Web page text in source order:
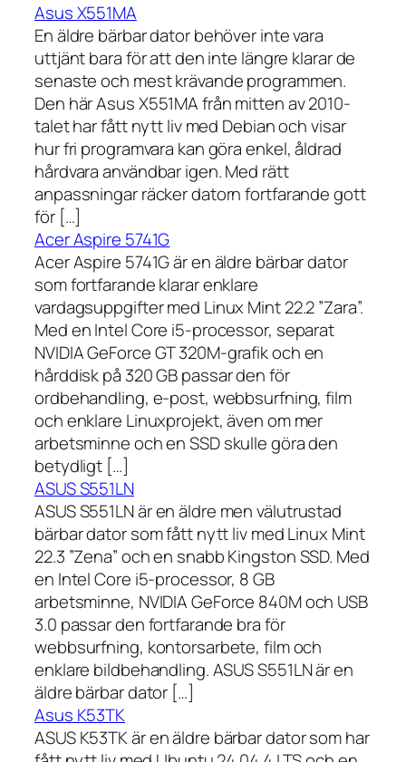
Asus X551MA
En äldre bärbar dator behöver inte vara
uttjänt bara för att den inte längre klarar de
senaste och mest krävande programmen.
Den här Asus X551MA från mitten av 2010-
talet har fått nytt liv med Debian och visar
hur fri programvara kan göra enkel, åldrad
hårdvara användbar igen. Med rätt
anpassningar räcker datorn fortfarande gott
för […]
Acer Aspire 5741G
Acer Aspire 5741G är en äldre bärbar dator
som fortfarande klarar enklare
vardagsuppgifter med Linux Mint 22.2 ”Zara”.
Med en Intel Core i5-processor, separat
NVIDIA GeForce GT 320M-grafik och en
hårddisk på 320 GB passar den för
ordbehandling, e-post, webbsurfning, film
och enklare Linuxprojekt, även om mer
arbetsminne och en SSD skulle göra den
betydligt […]
ASUS S551LN
ASUS S551LN är en äldre men välutrustad
bärbar dator som fått nytt liv med Linux Mint
22.3 ”Zena” och en snabb Kingston SSD. Med
en Intel Core i5-processor, 8 GB
arbetsminne, NVIDIA GeForce 840M och USB
3.0 passar den fortfarande bra för
webbsurfning, kontorsarbete, film och
enklare bildbehandling. ASUS S551LN är en
äldre bärbar dator […]
Asus K53TK
ASUS K53TK är en äldre bärbar dator som har